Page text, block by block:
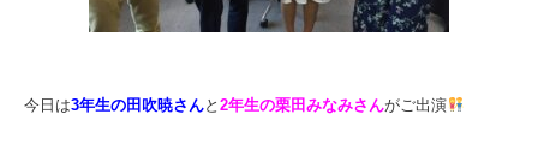
今日は3年生の田吹暁さんと 2年生の栗田みなみさんがご出演